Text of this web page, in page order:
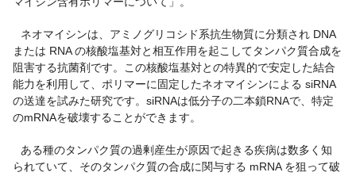
ネオマイシンは、アミノグリコシド系抗生物質に分類され DNA
または RNA の核酸塩基対と相互作用を起こしてタンパク質合成を
阻害する抗菌剤です。この核酸塩基対との特異的で安定した結合
能力を利用して、ポリマーに固定したネオマイシンによる siRNA
の送達を試みた研究です。siRNAは低分子の二本鎖RNAで、特定
のmRNAを破壊することができます。
ある種のタンパク質の過剰産生が原因で起きる疾病は数多く知
られていて、そのタンパク質の合成に関与する mRNA を狙って破